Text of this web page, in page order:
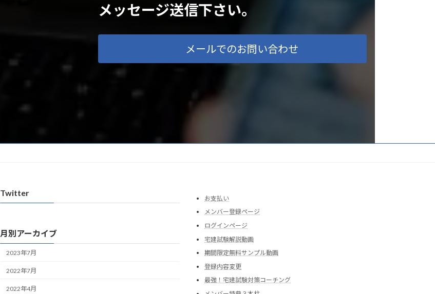
メッセージ送信下さい。
メールでのお問い合わせ
Twitter
月別アーカイブ
2023年7月
2022年7月
2022年4月
お支払い
メンバー登録ページ
ログインページ
宅建試験解説動画
期間限定無料サンプル動画
登録内容変更
最強！宅建試験対策コーチング